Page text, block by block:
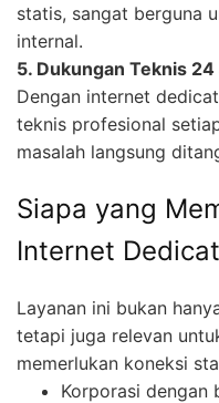
statis, sangat berguna
internal.
5. Dukungan Teknis 24
Dengan internet
teknis profesional
masalah langsung
Siapa yang
Internet
Layanan ini bukan
tetapi juga relevan
memerlukan koneksi
Korporasi dengan